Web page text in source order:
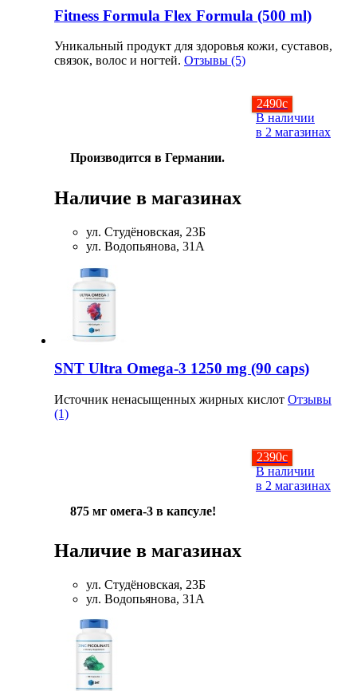
2490c
В наличии
в 2 магазинах
Fitness Formula Flex Formula (500 ml)
Уникальный продукт для здоровья кожи, суставов,
связок, волос и ногтей. Отзывы (5)
Производится в Германии.
Наличие в магазинах
ул. Студёновская, 23Б
ул. Водопьянова, 31А
2390c
В наличии
в 2 магазинах
SNT Ultra Omega-3 1250 mg (90 caps)
Источник ненасыщенных жирных кислот Отзывы
(1)
875 мг омега-3 в капсуле!
Наличие в магазинах
ул. Студёновская, 23Б
ул. Водопьянова, 31А